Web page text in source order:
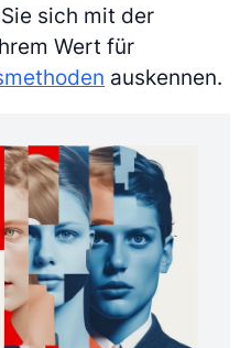
sich mit der
Wert für
auskennen.